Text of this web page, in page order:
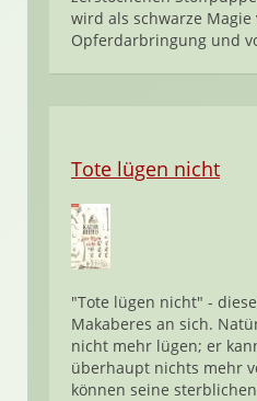
wird als schwarze
Opferdarbringung und
Tote lügen nicht
"Tote lügen nicht" -
Makaberes an sich.
nicht mehr lügen; er
überhaupt nichts mehr
können seine